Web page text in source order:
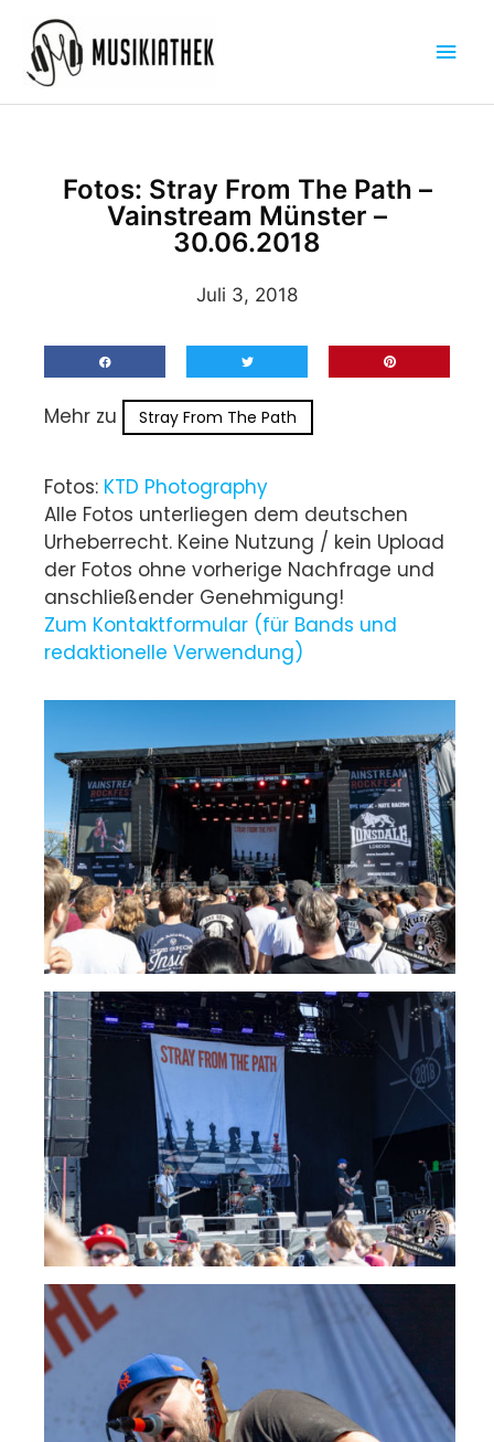
Inhalt
springen
Fotos: Stray From The Path –
Vainstream Münster –
30.06.2018
Juli 3, 2018
Mehr zu Stray From The Path
Fotos: KTD Photography
Alle Fotos unterliegen dem deutschen
Urheberrecht. Keine Nutzung / kein Upload
der Fotos ohne vorherige Nachfrage und
anschließender Genehmigung!
Zum Kontaktformular (für Bands und
redaktionelle Verwendung)